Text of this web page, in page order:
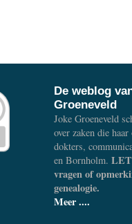
De weblog
Groeneveld
Joke Groeneveld
over zaken die
dokters,
en Bornholm.
vragen of
genealogie.
Meer ....